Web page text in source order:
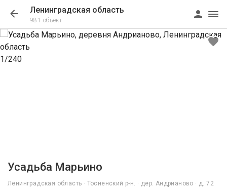
Ленинградская область
981 объект
1/240
Усадьба Марьино
Ленинградская область · Тосненский р-н. · дер. Андрианово · д. 72